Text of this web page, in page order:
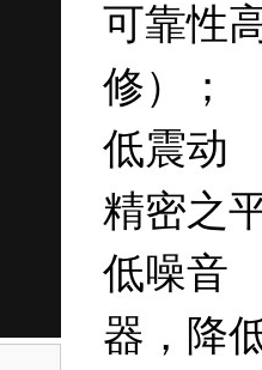
可靠性
修）；
低震动
精密之
低噪音
器，降